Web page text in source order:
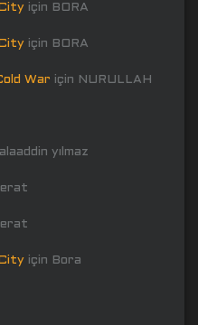
için BORA
için BORA
War için NURULLAH
alaaddin yılmaz
için Bora